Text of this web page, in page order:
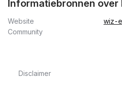
Informatiebronnen over
Website wiz-
Community
Disclaimer